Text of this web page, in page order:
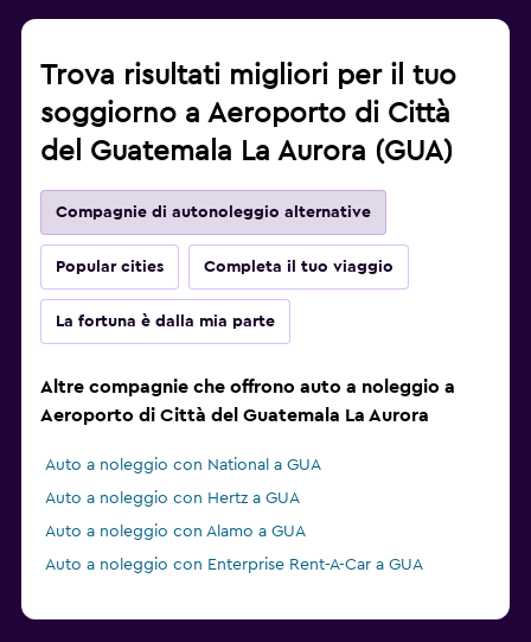
Trova risultati migliori per il tuo
soggiorno a Aeroporto di Città
del Guatemala La Aurora (GUA)
Compagnie di autonoleggio alternative
Popular cities Completa il tuo viaggio
La fortuna è dalla mia parte
Altre compagnie che offrono auto a noleggio a
Aeroporto di Città del Guatemala La Aurora
Auto a noleggio con National a GUA
Auto a noleggio con Hertz a GUA
Auto a noleggio con Alamo a GUA
Auto a noleggio con Enterprise Rent-A-Car a GUA